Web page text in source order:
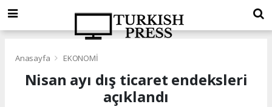
Anasayfa EKONOMİ
Nisan ayı dış ticaret endeksleri
açıklandı